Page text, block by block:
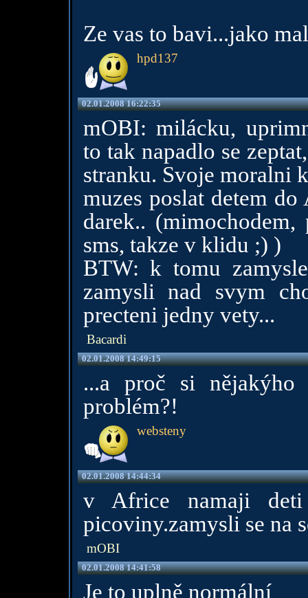
Ze vas to bavi...jako
hpd137
02.01.2008 16:22:35
mOBI: milácku,
to tak napadlo se
stranku. Svoje moralni
muzes poslat detem
darek..
sms, takze v klidu ;) )
BTW: k tomu
zamysli nad svym
precteni jedny vety...
Bacardi
02.01.2008 14:49:15
...a proč si
problém?!
websteny
02.01.2008 14:44:34
v Africe namaji
picoviny.zamysli se na
mOBI
02.01.2008 14:41:58
Je to uplně normální